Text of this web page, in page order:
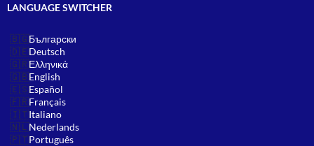
LANGUAGE SWITCHER
Български
Deutsch
Ελληνικά
English
Español
Français
Italiano
Nederlands
Português